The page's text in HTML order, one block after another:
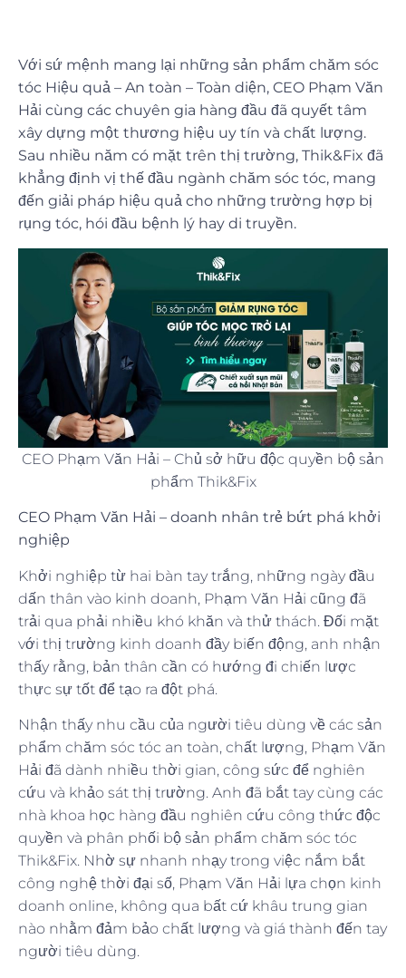
Với sứ mệnh mang lại những sản phẩm chăm sóc
tóc Hiệu quả – An toàn – Toàn diện, CEO Phạm Văn
Hải cùng các chuyên gia hàng đầu đã quyết tâm
xây dựng một thương hiệu uy tín và chất lượng.
Sau nhiều năm có mặt trên thị trường, Thik&Fix đã
khẳng định vị thế đầu ngành chăm sóc tóc, mang
đến giải pháp hiệu quả cho những trường hợp bị
rụng tóc, hói đầu bệnh lý hay di truyền.
CEO Phạm Văn Hải – Chủ sở hữu độc quyền bộ sản
phẩm Thik&Fix
CEO Phạm Văn Hải – doanh nhân trẻ bứt phá khởi
nghiệp
Khởi nghiệp từ hai bàn tay trắng, những ngày đầu
dấn thân vào kinh doanh, Phạm Văn Hải cũng đã
trải qua phải nhiều khó khăn và thử thách. Đối mặt
với thị trường kinh doanh đầy biến động, anh nhận
thấy rằng, bản thân cần có hướng đi chiến lược
thực sự tốt để tạo ra đột phá.
Nhận thấy nhu cầu của người tiêu dùng về các sản
phẩm chăm sóc tóc an toàn, chất lượng, Phạm Văn
Hải đã dành nhiều thời gian, công sức để nghiên
cứu và khảo sát thị trường. Anh đã bắt tay cùng các
nhà khoa học hàng đầu nghiên cứu công thức độc
quyền và phân phối bộ sản phẩm chăm sóc tóc
Thik&Fix. Nhờ sự nhanh nhạy trong việc nắm bắt
công nghệ thời đại số, Phạm Văn Hải lựa chọn kinh
doanh online, không qua bất cứ khâu trung gian
nào nhằm đảm bảo chất lượng và giá thành đến tay
người tiêu dùng.